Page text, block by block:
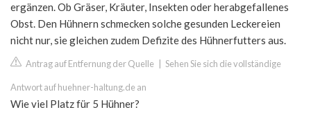
ergänzen. Ob Gräser, Kräuter, Insekten oder herabgefallenes
Obst. Den Hühnern schmecken solche gesunden Leckereien
nicht nur, sie gleichen zudem Defizite des Hühnerfutters aus.
Antrag auf Entfernung der Quelle Sehen Sie sich die vollständige
Antwort auf huehner-haltung.de an
Wie viel Platz für 5 Hühner?